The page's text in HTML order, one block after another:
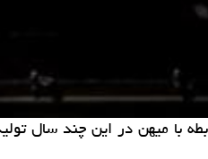
با میهن در این چند